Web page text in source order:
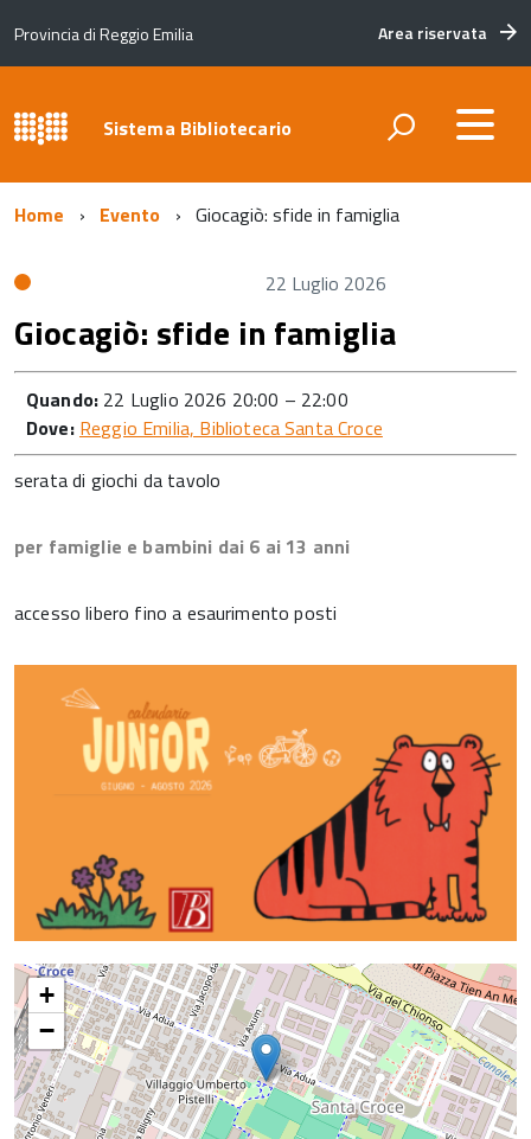
Provincia di Reggio Emilia Area riservata
Sistema Bibliotecario
Home Evento Giocagiò: sfide in famiglia
22 Luglio 2026
Giocagiò: sfide in famiglia
Quando: 22 Luglio 2026 20:00 – 22:00
Dove: Reggio Emilia, Biblioteca Santa Croce
serata di giochi da tavolo
per famiglie e bambini dai 6 ai 13 anni
accesso libero fino a esaurimento posti
+
−